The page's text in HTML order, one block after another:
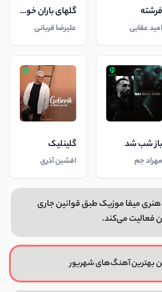
فرشته
امید عقابی
گلهای باران خورده
علیرضا قربانی
باز شب شد
مهراد جم
گلینلیک
افشین آذری
میفا موزیک طبق قوانین جاری
فعالیت می‌کند.
بهترین آهنگ‌های شهریور